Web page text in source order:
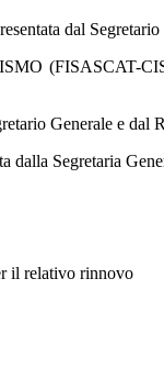
dal Segretario
Generale e dal
Segretaria
il relativo rinnovo